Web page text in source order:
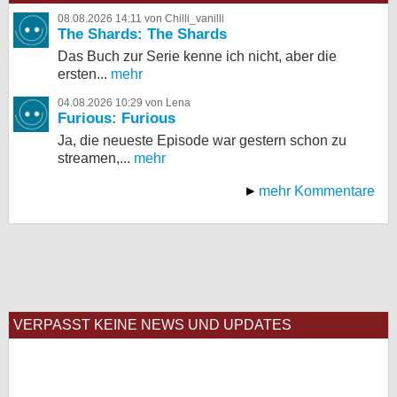
08.08.2026 14:11 von Chilli_vanilli
The Shards: The Shards
Das Buch zur Serie kenne ich nicht, aber die
ersten... mehr
04.08.2026 10:29 von Lena
Furious: Furious
Ja, die neueste Episode war gestern schon zu
streamen,... mehr
mehr Kommentare
VERPASST KEINE NEWS UND UPDATES